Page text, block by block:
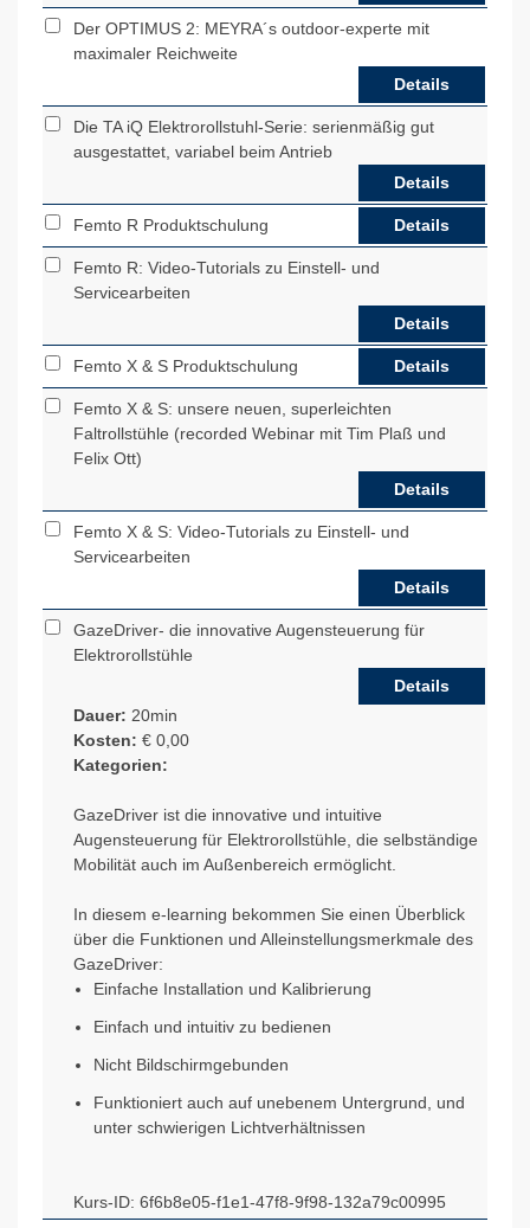
Der OPTIMUS 2: MEYRA´s outdoor-experte mit
maximaler Reichweite
Details
Die TA iQ Elektrorollstuhl-Serie: serienmäßig gut
ausgestattet, variabel beim Antrieb
Details
Femto R Produktschulung Details
Femto R: Video-Tutorials zu Einstell- und
Servicearbeiten
Details
Femto X & S Produktschulung Details
Femto X & S: unsere neuen, superleichten
Faltrollstühle (recorded Webinar mit Tim Plaß und
Felix Ott)
Details
Femto X & S: Video-Tutorials zu Einstell- und
Servicearbeiten
Details
GazeDriver- die innovative Augensteuerung für
Elektrorollstühle
Details
Dauer: 20min
Kosten: € 0,00
Kategorien:
GazeDriver ist die innovative und intuitive
Augensteuerung für Elektrorollstühle, die selbständige
Mobilität auch im Außenbereich ermöglicht.
In diesem e-learning bekommen Sie einen Überblick
über die Funktionen und Alleinstellungsmerkmale des
GazeDriver:
Einfache Installation und Kalibrierung
Einfach und intuitiv zu bedienen
Nicht Bildschirmgebunden
Funktioniert auch auf unebenem Untergrund, und
unter schwierigen Lichtverhältnissen
Kurs-ID: 6f6b8e05-f1e1-47f8-9f98-132a79c00995